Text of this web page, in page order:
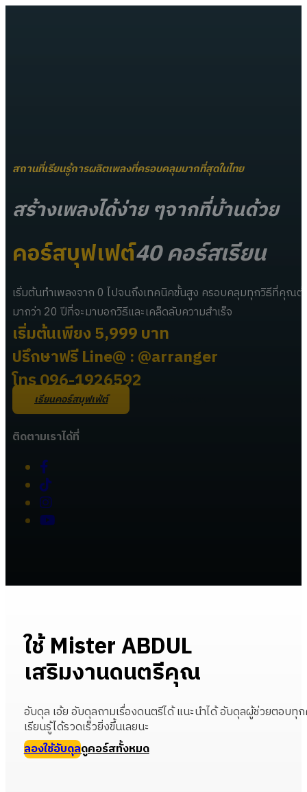
สถานที่เรียนรู้การผลิตเพลงที่ครอบคลุมมากที่สุดในไทย
สร้างเพลงได้ง่าย ๆจากที่บ้านด้วย
คอร์สบุฟเฟต์40 คอร์สเรียน
เริ่มต้นทำเพลงจาก 0 ไปจนถึงเทคนิคขั้นสูง ครอบคลุมทุกวิธีที่คุณต้
มากว่า 20 ปีที่จะมาบอกวิธีและเคล็ดลับความสำเร็จ
เริ่มต้นเพียง 5,999 บาท
ปรึกษาฟรี Line@ : @arranger
โทร 096-1926592
เรียนคอร์สบุฟเฟ่ต์
ติดตามเราได้ที่
ใช้ Mister ABDUL
เสริมงานดนตรีคุณ
อับดุล เอ้ย อับดุลถามเรื่องดนตรีได้ แนะนำได้ อับดุลผู้ช่วยตอ
เรียนรู้ได้รวดเร็วยิ่งขึ้นเลยนะ
ลองใช้อับดุลดูคอร์สทั้งหมด